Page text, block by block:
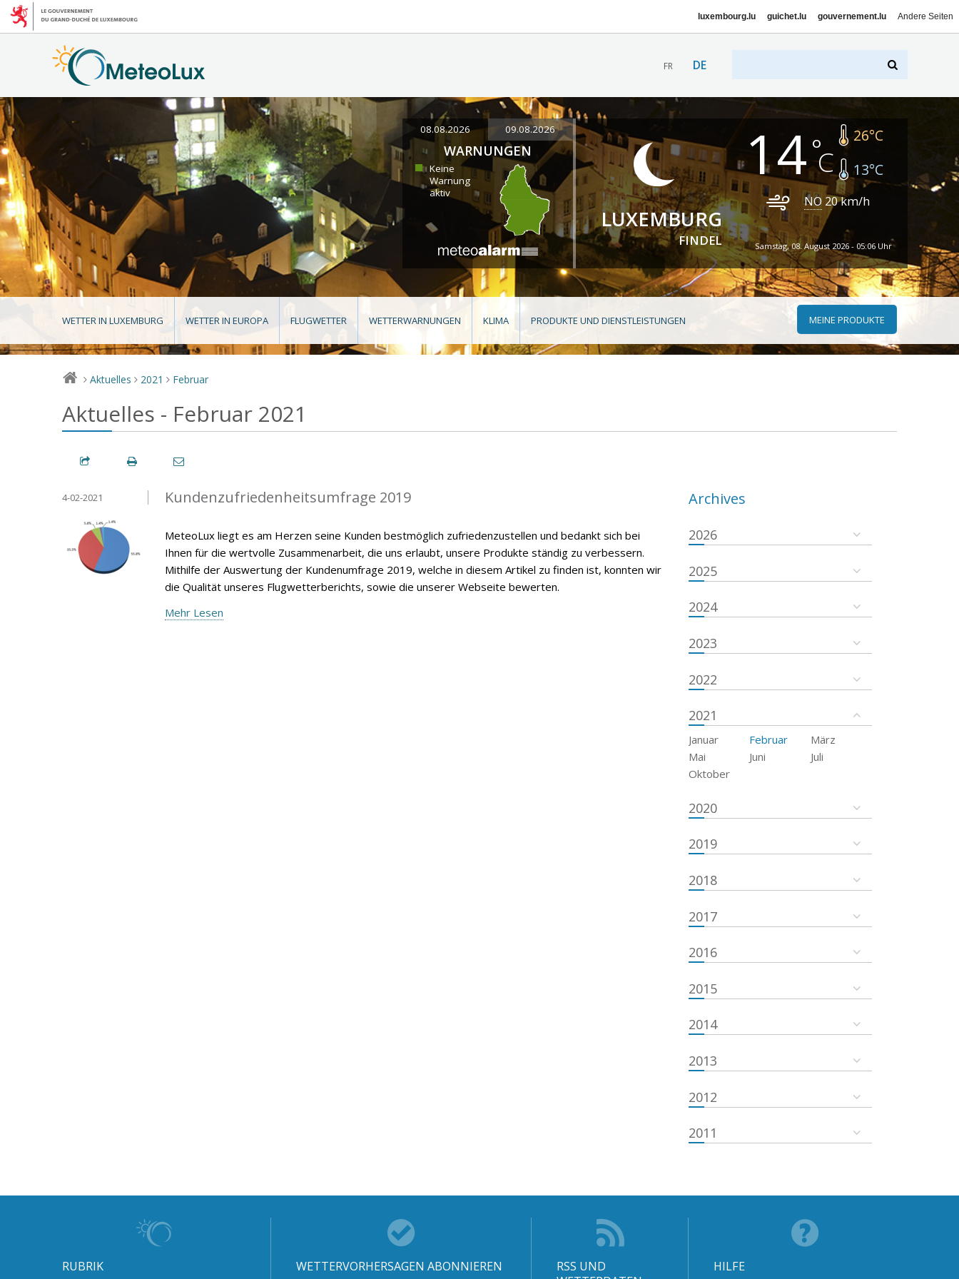
luxembourg.lu guichet.lu gouvernement.lu Andere Seiten
FR DE
08.08.2026 09.08.2026
WARNUNGEN
Keine
Warnung
aktiv
LUXEMBURG
FINDEL
14 26°C
13°C
NO 20km/h
Samstag, 08. August 2026 - 05:06 Uhr
WETTER IN LUXEMBURG WETTER IN EUROPA FLUGWETTER WETTERWARNUNGEN KLIMA PRODUKTE UND DIENSTLEISTUNGEN MEINE PRODUKTE
> Aktuelles > 2021 > Februar
Aktuelles - Februar 2021
Kundenzufriedenheitsumfrage 2019
4-02-2021
MeteoLux liegt es am Herzen seine Kunden bestmöglich zufriedenzustellen und bedankt sich bei
Ihnen für die wertvolle Zusammenarbeit, die uns erlaubt, unsere Produkte ständig zu verbessern.
Mithilfe der Auswertung der Kundenumfrage 2019, welche in diesem Artikel zu finden ist, konnten wir
die Qualität unseres Flugwetterberichts, sowie die unserer Webseite bewerten.
Mehr Lesen
Archives
2026
2025
2024
2023
2022
2021
Januar Februar
März
Mai
Juni
Juli
Oktober
2020
2019
2018
2017
2016
2015
2014
2013
2012
2011
RUBRIK WETTERVORHERSAGEN ABONNIEREN
RSS UND
HILFE